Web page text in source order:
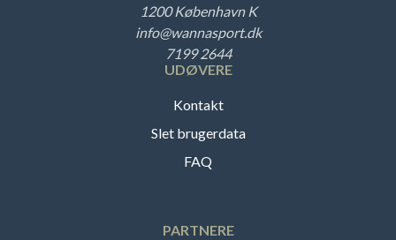
1200 København K
info@wannasport.dk
7199 2644
UDØVERE
Kontakt
Slet brugerdata
FAQ
PARTNERE